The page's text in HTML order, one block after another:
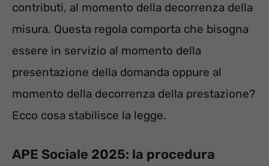
contributi, al momento della decorrenza della
misura. Questa regola comporta che bisogna
essere in servizio al momento della
presentazione della domanda oppure al
momento della decorrenza della prestazione?
Ecco cosa stabilisce la legge.
APE Sociale 2025: la procedura